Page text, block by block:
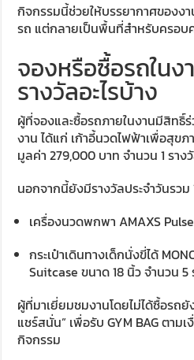
กิจกรรมนี้ช่วยให้บรรยากาศของง
รถ แต่กลายเป็นพื้นที่สำหรับครอบ
จองหรือซื้อรถใน
รางวัลอะไรบ้าง
ผู้ที่จองและซื้อรถภายในงานมีสิท
งาน ได้แก่ เก้าอี้นวดไฟฟ้าเพื่อสุข
มูลค่า 279,000 บาท จำนวน 1 ราง
นอกจากนี้ยังมีรางวัลประจำวันรวม
เครื่องนวดพกพา AMAXS
กระเป๋าเดินทางเด็กนั่งขี่ได้
Suitcase ขนาด 18 นิ้ว จำนวน 5
ผู้ที่มาเยี่ยมชมงานโดยไม่ได้ซื้อรถ
แชร์สนั่น” เพื่อรับ GYM BAG ตา
กิจกรรม